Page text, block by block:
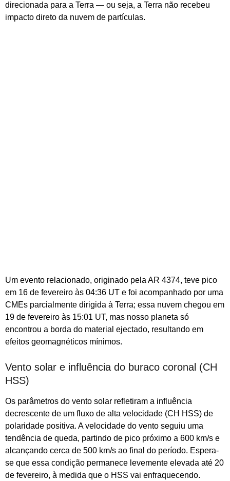
direcionada para a Terra — ou seja, a Terra não recebeu
impacto direto da nuvem de partículas.
Um evento relacionado, originado pela AR 4374, teve pico
em 16 de fevereiro às 04:36 UT e foi acompanhado por uma
CMEs parcialmente dirigida à Terra; essa nuvem chegou em
19 de fevereiro às 15:01 UT, mas nosso planeta só
encontrou a borda do material ejectado, resultando em
efeitos geomagnéticos mínimos.
Vento solar e influência do buraco coronal (CH
HSS)
Os parâmetros do vento solar refletiram a influência
decrescente de um fluxo de alta velocidade (CH HSS) de
polaridade positiva. A velocidade do vento seguiu uma
tendência de queda, partindo de pico próximo a 600 km/s e
alcançando cerca de 500 km/s ao final do período. Espera-
se que essa condição permanece levemente elevada até 20
de fevereiro, à medida que o HSS vai enfraquecendo.